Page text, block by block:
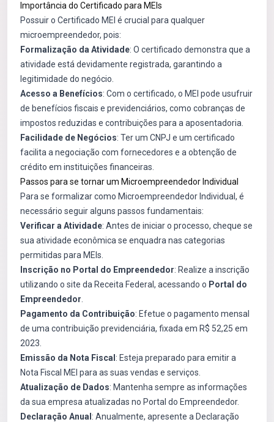
Importância do Certificado para MEIs
Possuir o Certificado MEI é crucial para qualquer
microempreendedor, pois:
Formalização da Atividade: O certificado demonstra que a
atividade está devidamente registrada, garantindo a
legitimidade do negócio.
Acesso a Benefícios: Com o certificado, o MEI pode usufruir
de benefícios fiscais e previdenciários, como cobranças de
impostos reduzidas e contribuições para a aposentadoria.
Facilidade de Negócios: Ter um CNPJ e um certificado
facilita a negociação com fornecedores e a obtenção de
crédito em instituições financeiras.
Passos para se tornar um Microempreendedor Individual
Para se formalizar como Microempreendedor Individual, é
necessário seguir alguns passos fundamentais:
Verificar a Atividade: Antes de iniciar o processo, cheque se
sua atividade econômica se enquadra nas categorias
permitidas para MEIs.
Inscrição no Portal do Empreendedor: Realize a inscrição
utilizando o site da Receita Federal, acessando o Portal do
Empreendedor
Pagamento da Contribuição: Efetue o pagamento mensal
de uma contribuição previdenciária, fixada em R$ 52,25 em
2023.
Emissão da Nota Fiscal : Esteja preparado para emitir a
Nota Fiscal MEI para as suas vendas e serviços.
Atualização de Dados: Mantenha sempre as informações
da sua empresa atualizadas no Portal do Empreendedor.
Declaração Anual : Anualmente, apresente a Declaração